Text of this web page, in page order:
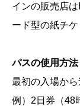
インの販売店
ード型の紙チ
パスの使用方法
最初の入場から
例）2日券（48